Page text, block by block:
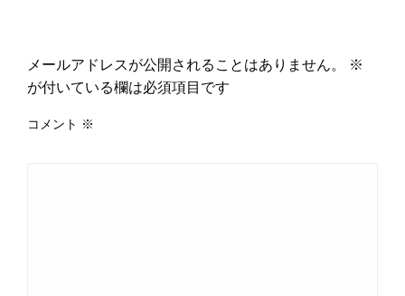
メールアドレスが公開されることはありません。
※
が付いている欄は必須項目です
コメント ※